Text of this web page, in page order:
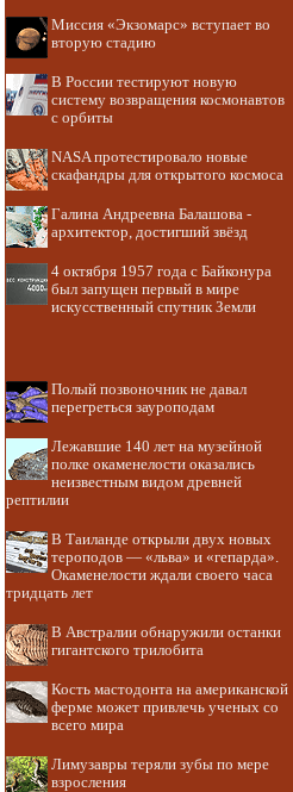
Миссия «Экзомарс» вступает во
вторую стадию
В России тестируют новую
систему возвращения космонавтов
с орбиты
NASA протестировало новые
скафандры для открытого космоса
Галина Андреевна Балашова -
архитектор, достигший звёзд
4 октября 1957 года с Байконура
был запущен первый в мире
искусственный спутник Земли
Полый позвоночник не давал
перегреться зауроподам
Лежавшие 140 лет на музейной
полке окаменелости оказались
неизвестным видом древней
рептилии
В Таиланде открыли двух новых
тероподов — «льва» и «гепарда».
Окаменелости ждали своего часа
тридцать лет
В Австралии обнаружили останки
гигантского трилобита
Кость мастодонта на американской
ферме может привлечь ученых со
всего мира
Лимузавры теряли зубы по мере
взросления